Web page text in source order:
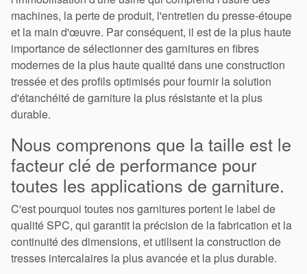
Certifications et normes
Contactez-nous
Localisations
Actualités
Durabilité
machines, la perte de produit, l'entretien du presse-étoupe
et la main d'œuvre. Par conséquent, il est de la plus haute
importance de sélectionner des garnitures en fibres
modernes de la plus haute qualité dans une construction
tressée et des profils optimisés pour fournir la solution
d'étanchéité de garniture la plus résistante et la plus
durable.
Nous comprenons que la taille est le
facteur clé de performance pour
toutes les applications de garniture.
C'est pourquoi toutes nos garnitures portent le label de
qualité SPC, qui garantit la précision de la fabrication et la
continuité des dimensions, et utilisent la construction de
tresses intercalaires la plus avancée et la plus durable.